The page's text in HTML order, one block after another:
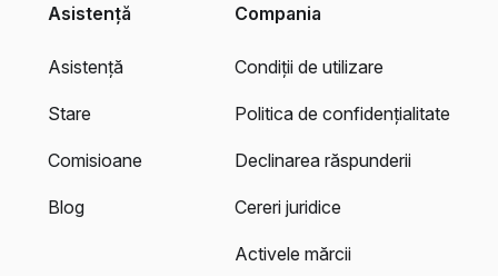
Asistență
Asistență
Stare
Comisioane
Blog
Compania
Condiții de utilizare
Politica de confidențialitate
Declinarea răspunderii
Cereri juridice
Activele mărcii